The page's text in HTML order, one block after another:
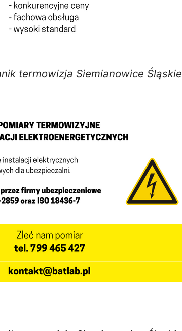
termowizja Siemianowice Śląskie